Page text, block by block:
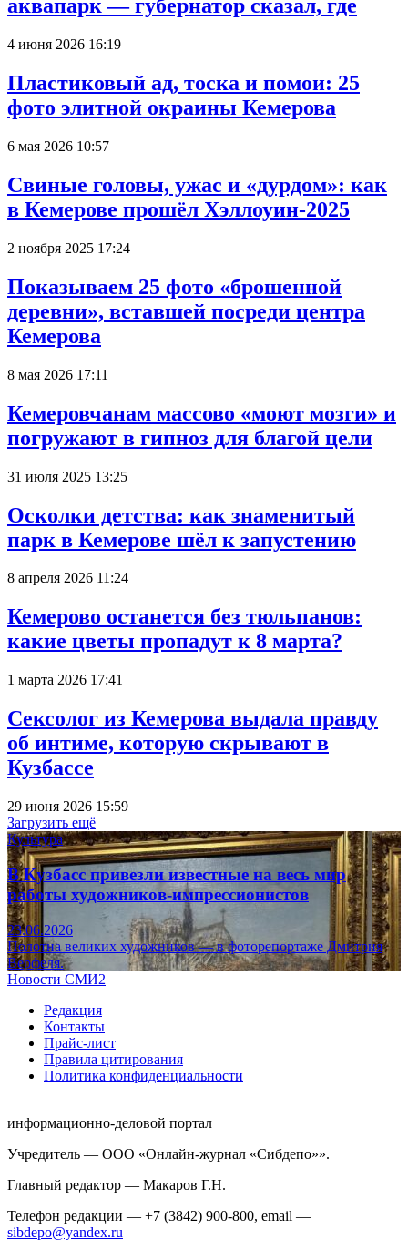
аквапарк — губернатор сказал, где
4 июня 2026 16:19
Пластиковый ад, тоска и помои: 25
фото элитной окраины Кемерова
6 мая 2026 10:57
Свиные головы, ужас и «дурдом»: как
в Кемерове прошёл Хэллоуин-2025
2 ноября 2025 17:24
Показываем 25 фото «брошенной
деревни», вставшей посреди центра
Кемерова
8 мая 2026 17:11
Кемеровчанам массово «моют мозги» и
погружают в гипноз для благой цели
31 июля 2025 13:25
Осколки детства: как знаменитый
парк в Кемерове шёл к запустению
8 апреля 2026 11:24
Кемерово останется без тюльпанов:
какие цветы пропадут к 8 марта?
1 марта 2026 17:41
Сексолог из Кемерова выдала правду
об интиме, которую скрывают в
Кузбассе
29 июня 2026 15:59
Загрузить ещё
Культура
В Кузбасс привезли известные на весь мир
работы художников-импрессионистов
23.06.2026
Полотна великих художников — в фоторепортаже Дмитрия
Верфеля.
Новости СМИ2
Редакция
Контакты
Прайс-лист
Правила цитирования
Политика конфиденциальности
информационно-деловой портал
Учредитель — ООО «Онлайн-журнал «Сибдепо»».
Главный редактор — Макаров Г.Н.
Телефон редакции — +7 (3842) 900-800, email —
sibdepo@yandex.ru